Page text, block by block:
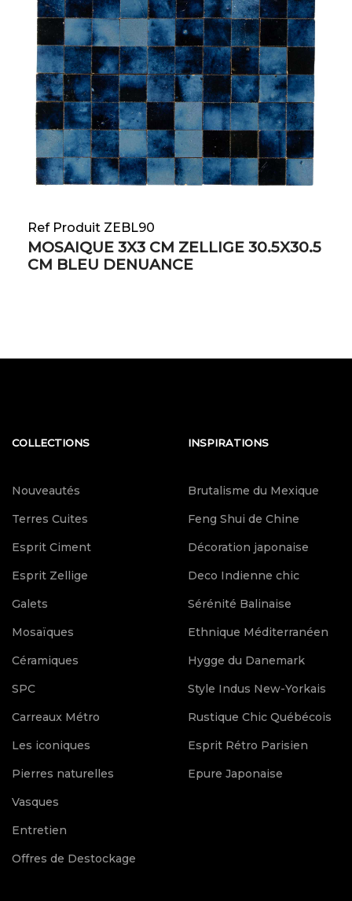
Ref Produit ZEBL90
MOSAIQUE 3X3 CM ZELLIGE 30.5X30.5
CM BLEU DENUANCE
COLLECTIONS
Nouveautés
Terres Cuites
Esprit Ciment
Esprit Zellige
Galets
Mosaïques
Céramiques
SPC
Carreaux Métro
Les iconiques
Pierres naturelles
Vasques
Entretien
Offres de Destockage
INSPIRATIONS
Brutalisme du Mexique
Feng Shui de Chine
Décoration japonaise
Deco Indienne chic
Sérénité Balinaise
Ethnique Méditerranéen
Hygge du Danemark
Style Indus New-Yorkais
Rustique Chic Québécois
Esprit Rétro Parisien
Epure Japonaise